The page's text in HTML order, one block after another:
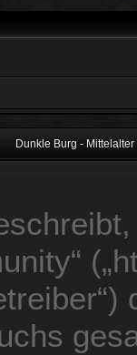
Dunkle Burg -